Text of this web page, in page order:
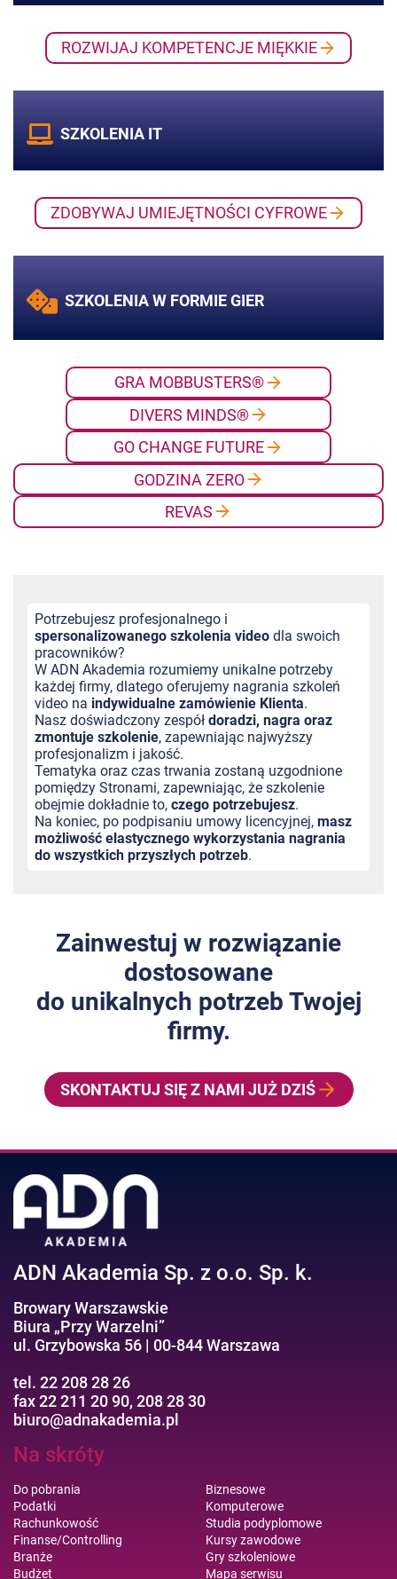
ROZWIJAJ KOMPETENCJE MIĘKKIE
SZKOLENIA IT
ZDOBYWAJ UMIEJĘTNOŚCI CYFROWE
SZKOLENIA W FORMIE GIER
GRA MOBBUSTERS®
DIVERS MINDS®
GO CHANGE FUTURE
GODZINA ZERO
REVAS
Potrzebujesz profesjonalnego i
spersonalizowanego szkolenia video dla swoich
pracowników?
W ADN Akademia rozumiemy unikalne potrzeby
każdej firmy, dlatego oferujemy nagrania szkoleń
video na indywidualne zamówienie Klienta.
Nasz doświadczony zespół doradzi, nagra oraz
zmontuje szkolenie, zapewniając najwyższy
profesjonalizm i jakość.
Tematyka oraz czas trwania zostaną uzgodnione
pomiędzy Stronami, zapewniając, że szkolenie
obejmie dokładnie to, czego potrzebujesz.
Na koniec, po podpisaniu umowy licencyjnej, masz
możliwość elastycznego wykorzystania nagrania
do wszystkich przyszłych potrzeb.
Zainwestuj w rozwiązanie
dostosowane
do unikalnych potrzeb Twojej
firmy.
SKONTAKTUJ SIĘ Z NAMI JUŻ DZIŚ
ADN Akademia Sp. z o.o. Sp. k.
Browary Warszawskie
Biura „Przy Warzelni”
ul. Grzybowska 56 | 00-844 Warszawa
tel. 22 208 28 26
fax 22 211 20 90, 208 28 30
biuro@adnakademia.pl
Na skróty
Do pobrania
Podatki
Rachunkowość
Finanse/Controlling
Branże
Budżet
Biznesowe
Komputerowe
Studia podyplomowe
Kursy zawodowe
Gry szkoleniowe
Mapa serwisu